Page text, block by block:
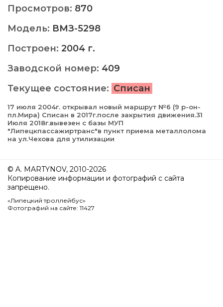
Просмотров: 870
Модель: ВМЗ-5298
Построен: 2004 г.
Заводской номер: 409
Текущее состояние: Списан
17 июля 2004г. открывал новый маршрут №6 (9 р-он-
пл.Мира) Списан в 2017г.после закрытия движения.31
Июля 2018г.вывезен с базы МУП
"Липецкпассажиртранс"в пункт приема металлолома
на ул.Чехова для утилизации
© A. MARTYNOV, 2010-2026
Копирование информации и фотографий с сайта
запрещено.
«Липецкий троллейбус»
Фотографий на сайте: 11427